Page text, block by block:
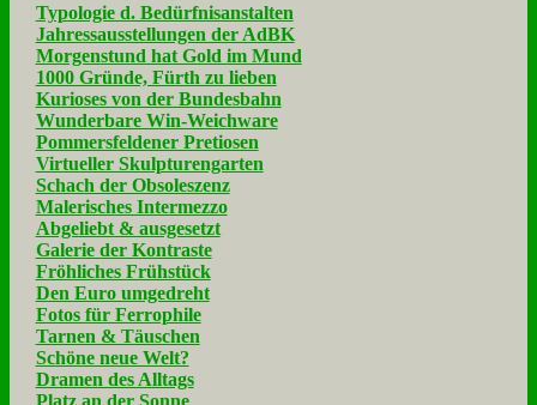
Typologie d. Bedürfnisanstalten
Jahressausstellungen der AdBK
Morgenstund hat Gold im Mund
1000 Gründe, Fürth zu lieben
Kurioses von der Bundesbahn
Wunderbare Win-Weichware
Pommersfeldener Pretiosen
Virtueller Skulpturengarten
Schach der Obsoleszenz
Malerisches Intermezzo
Abgeliebt & ausgesetzt
Galerie der Kontraste
Fröhliches Frühstück
Den Euro umgedreht
Fotos für Ferrophile
Tarnen & Täuschen
Schöne neue Welt?
Dramen des Alltags
Platz an der Sonne